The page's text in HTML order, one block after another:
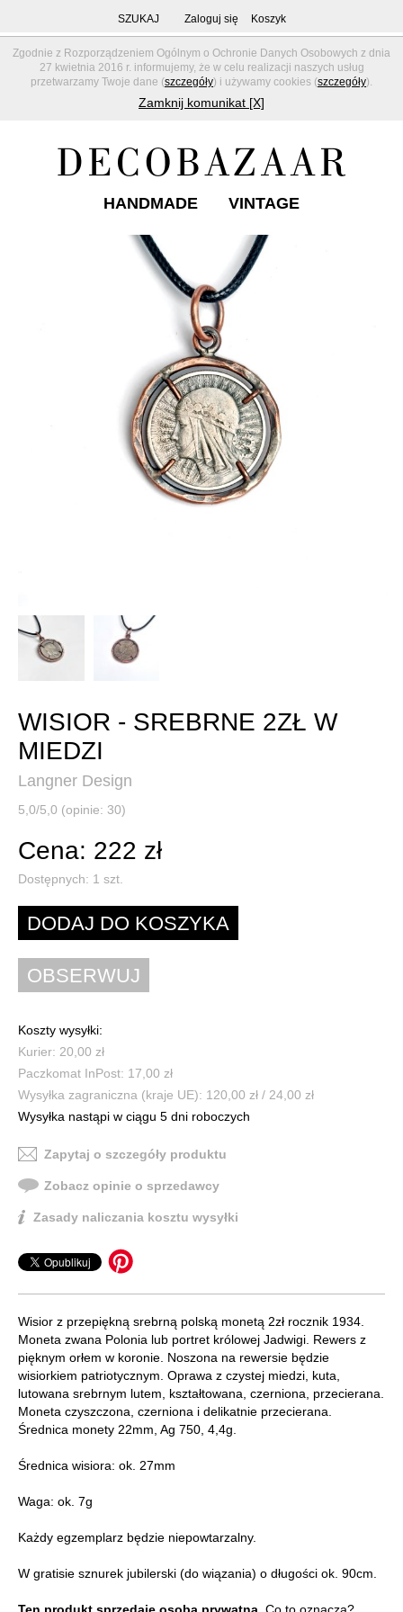
Zgodnie z Rozporządzeniem Ogólnym o Ochronie Danych Osobowych z dnia
27 kwietnia 2016 r. informujemy, że w celu realizacji naszych usług
przetwarzamy Twoje dane (szczegóły) i używamy cookies (szczegóły).
Zamknij komunikat [X]
SZUKAJ Zaloguj się Koszyk
HANDMADE VINTAGE
WISIOR - SREBRNE 2ZŁ W
MIEDZI
Langner Design
5,0/5,0 (opinie: 30)
Cena: 222 zł
Dostępnych: 1 szt.
Koszty wysyłki:
Kurier: 20,00 zł
Paczkomat InPost: 17,00 zł
Wysyłka zagraniczna (kraje UE): 120,00 zł / 24,00 zł
Wysyłka nastąpi w ciągu 5 dni roboczych
Zapytaj o szczegóły produktu
Zobacz opinie o sprzedawcy
Zasady naliczania kosztu wysyłki
Wisior z przepiękną srebrną polską monetą 2zł rocznik 1934.
Moneta zwana Polonia lub portret królowej Jadwigi. Rewers z
pięknym orłem w koronie. Noszona na rewersie będzie
wisiorkiem patriotycznym. Oprawa z czystej miedzi, kuta,
lutowana srebrnym lutem, kształtowana, czerniona, przecierana.
Moneta czyszczona, czerniona i delikatnie przecierana.
Średnica monety 22mm, Ag 750, 4,4g.
Średnica wisiora: ok. 27mm
Waga: ok. 7g
Każdy egzemplarz będzie niepowtarzalny.
W gratisie sznurek jubilerski (do wiązania) o długości ok. 90cm.